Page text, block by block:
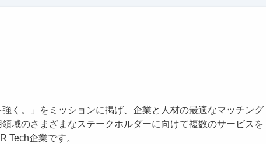
強く。」をミッションに掲げ、企業と人材の最適なマッチング
域のさまざまなステークホルダーに向けて複数のサービスを
Tech企業です。